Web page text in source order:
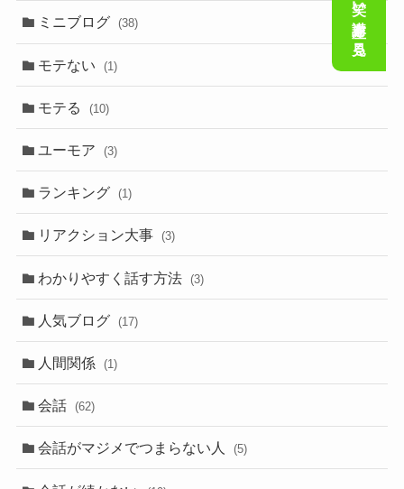
ミニブログ (38)
モテない (1)
モテる (10)
ユーモア (3)
ランキング (1)
リアクション大事 (3)
わかりやすく話す方法 (3)
人気ブログ (17)
人間関係 (1)
会話 (62)
会話がマジメでつまらない人 (5)